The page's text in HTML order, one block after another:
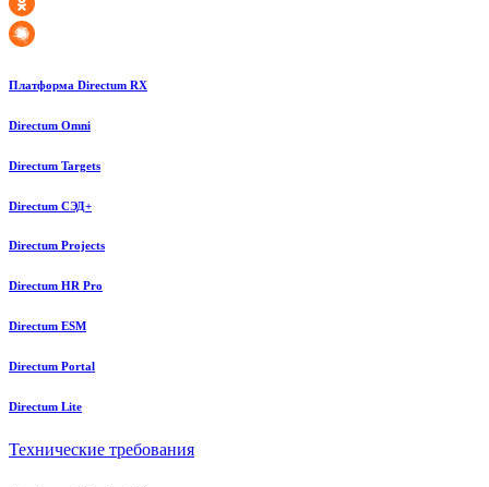
Платформа Directum RX
Directum Omni
Directum Targets
Directum СЭД+
Directum Projects
Directum HR Pro
Directum ESM
Directum Portal
Directum Lite
Технические требования